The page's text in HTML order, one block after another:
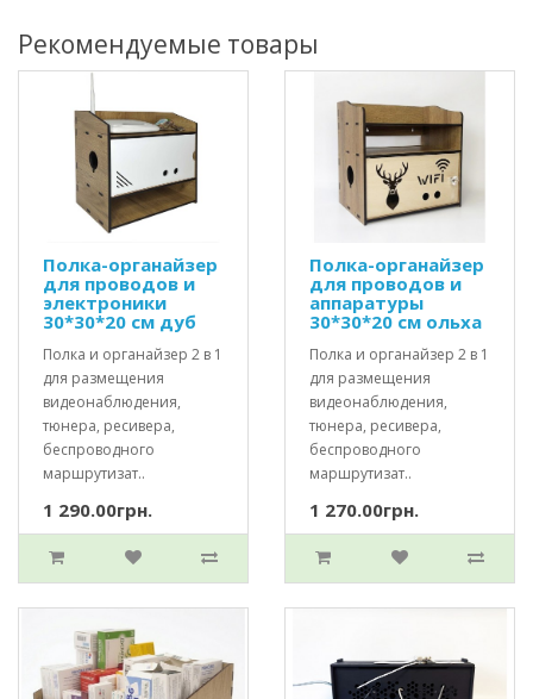
Рекомендуемые товары
Полка-органайзер
для проводов и
электроники
30*30*20 см дуб
Полка и органайзер 2 в 1
для размещения
видеонаблюдения,
тюнера, ресивера,
беспроводного
маршрутизат..
1 290.00грн.
Полка-органайзер
для проводов и
аппаратуры
30*30*20 см ольха
Полка и органайзер 2 в 1
для размещения
видеонаблюдения,
тюнера, ресивера,
беспроводного
маршрутизат..
1 270.00грн.